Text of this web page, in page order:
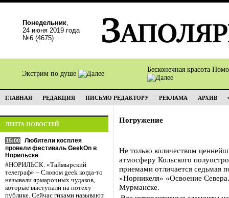
Понедельник,
24 июня 2019 года
№6 (4675)
Экстрим по душе
Бесконечная красота
ГЛАВНАЯ РЕДАКЦИЯ ПИСЬМО РЕДАКТОРУ РЕКЛАМА АРХИВ
ЛЕНТА НОВОСТЕЙ
15:00
Любители косплея
провели фестиваль GeekOn в
Норильске
#НОРИЛЬСК. «Таймырский
телеграф» – Словом geek когда-то
называли ярмарочных чудаков,
которые выступали на потеху
публике. Сейчас гиками называют
Погружение
Не только количеством
атмосферу Кольского
приемами отличается седьмая
«Норникеля» «Освоение
Мурманске.